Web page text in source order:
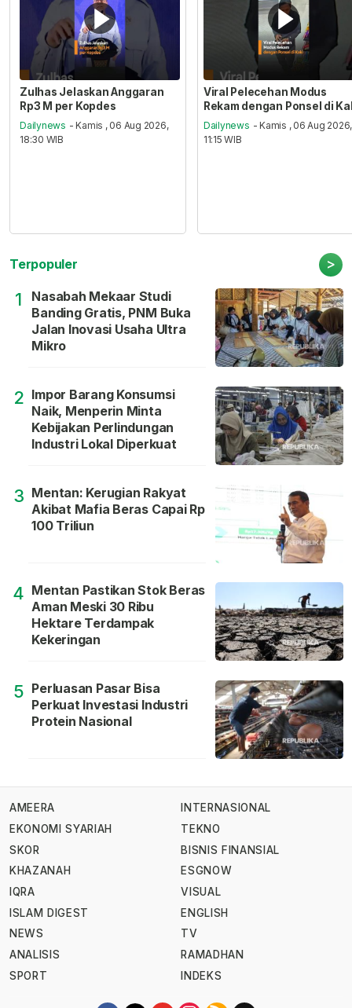
Zulhas Jelaskan Anggaran
Rp3 M per Kopdes
Dailynews - Kamis , 06 Aug 2026,
18:30 WIB
Viral Pelecehan Modus
Rekam dengan Ponsel di
Dailynews - Kamis , 06 Aug 2026,
11:15 WIB
Terpopuler >
1
Nasabah Mekaar Studi
Banding Gratis, PNM Buka
Jalan Inovasi Usaha Ultra
Mikro
2 Impor Barang Konsumsi
Naik, Menperin Minta
Kebijakan Perlindungan
Industri Lokal Diperkuat
3 Mentan: Kerugian Rakyat
Akibat Mafia Beras Capai Rp
100 Triliun
4 Mentan Pastikan Stok Beras
Aman Meski 30 Ribu
Hektare Terdampak
Kekeringan
5 Perluasan Pasar Bisa
Perkuat Investasi Industri
Protein Nasional
AMEERA
EKONOMI SYARIAH
SKOR
KHAZANAH
IQRA
ISLAM DIGEST
NEWS
ANALISIS
SPORT
INTERNASIONAL
TEKNO
BISNIS FINANSIAL
ESGNOW
VISUAL
ENGLISH
TV
RAMADHAN
INDEKS